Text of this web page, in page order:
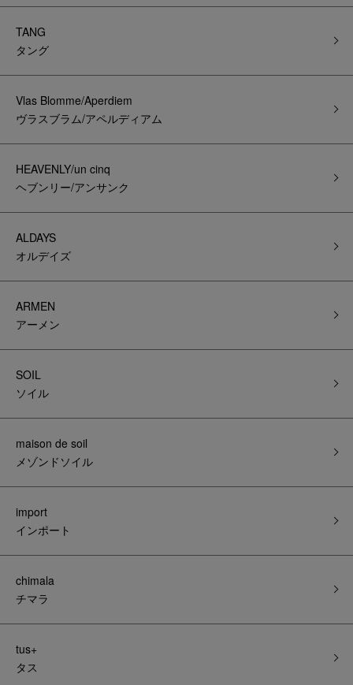
TANG
タング
Vlas Blomme/Aperdiem
ヴラスブラム/アペルディアム
HEAVENLY/un cinq
ヘブンリー/アンサンク
ALDAYS
オルデイズ
ARMEN
アーメン
SOIL
ソイル
maison de soil
メゾンドソイル
import
インポート
chimala
チマラ
tus+
タス